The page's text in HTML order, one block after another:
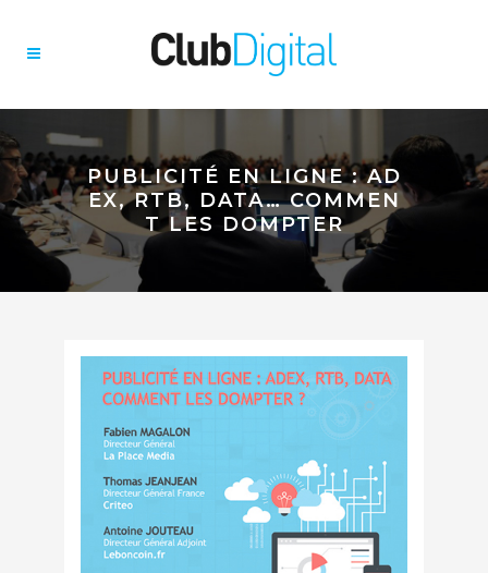
PUBLICITÉ EN LIGNE : AD
EX, RTB, DATA… COMMEN
T LES DOMPTER